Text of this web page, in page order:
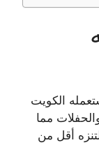
الكويت
مما
أقل من